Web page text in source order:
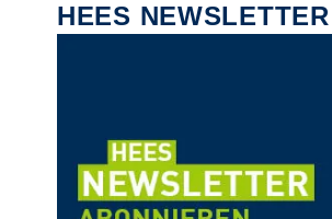
HEES NEWSLETTER